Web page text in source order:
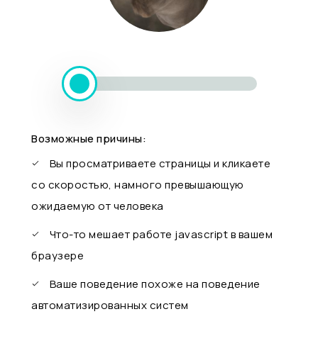
Возможные причины:
Вы просматриваете страницы и кликаете
со скоростью, намного превышающую
ожидаемую от человека
Что-то мешает работе javascript в вашем
браузере
Ваше поведение похоже на поведение
автоматизированных систем